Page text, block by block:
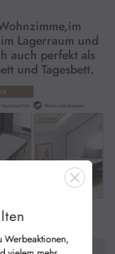
Lagerraum und
auch perfekt als
und Tagesbett.
Werbeaktionen,